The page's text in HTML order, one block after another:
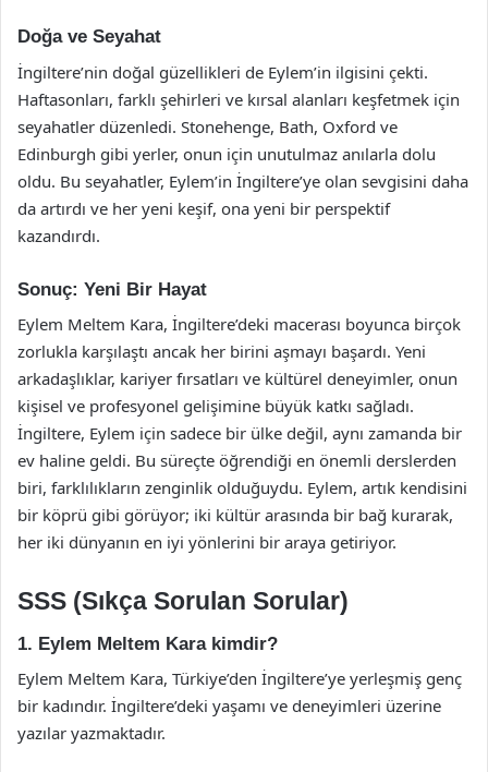
Doğa ve Seyahat
İngiltere’nin doğal güzellikleri de Eylem’in ilgisini çekti.
Haftasonları, farklı şehirleri ve kırsal alanları keşfetmek için
seyahatler düzenledi. Stonehenge, Bath, Oxford ve
Edinburgh gibi yerler, onun için unutulmaz anılarla dolu
oldu. Bu seyahatler, Eylem’in İngiltere’ye olan sevgisini daha
da artırdı ve her yeni keşif, ona yeni bir perspektif
kazandırdı.
Sonuç: Yeni Bir Hayat
Eylem Meltem Kara, İngiltere’deki macerası boyunca birçok
zorlukla karşılaştı ancak her birini aşmayı başardı. Yeni
arkadaşlıklar, kariyer fırsatları ve kültürel deneyimler, onun
kişisel ve profesyonel gelişimine büyük katkı sağladı.
İngiltere, Eylem için sadece bir ülke değil, aynı zamanda bir
ev haline geldi. Bu süreçte öğrendiği en önemli derslerden
biri, farklılıkların zenginlik olduğuydu. Eylem, artık kendisini
bir köprü gibi görüyor; iki kültür arasında bir bağ kurarak,
her iki dünyanın en iyi yönlerini bir araya getiriyor.
SSS (Sıkça Sorulan Sorular)
1. Eylem Meltem Kara kimdir?
Eylem Meltem Kara, Türkiye’den İngiltere’ye yerleşmiş genç
bir kadındır. İngiltere’deki yaşamı ve deneyimleri üzerine
yazılar yazmaktadır.